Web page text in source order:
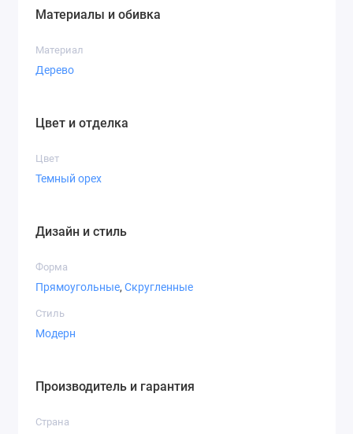
Материалы и обивка
Материал
Дерево
Цвет и отделка
Цвет
Темный орех
Дизайн и стиль
Форма
Прямоугольные, Скругленные
Стиль
Модерн
Производитель и гарантия
Страна